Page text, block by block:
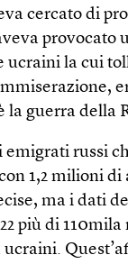
cercato di
la cui
la guerra della
emigrati russi
1,2 milioni
ma i dati
più di